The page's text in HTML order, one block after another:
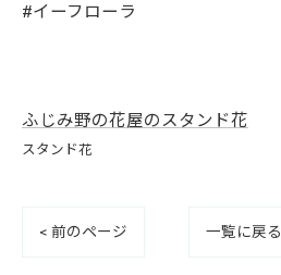
#イーフローラ
ふじみ野の花屋のスタンド花
スタンド花
< 前のページ 一覧に戻る